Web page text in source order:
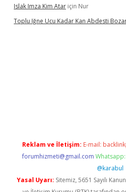
Islak Imza Kim Atar için Nur
Toplu Iğne Ucu Kadar Kan Abdesti Bozar
Reklam ve İletişim: E-mail:
forumhizmeti@gmail.com
@karabul
Yasal Uyarı: Sitemiz, 5651 Sayılı